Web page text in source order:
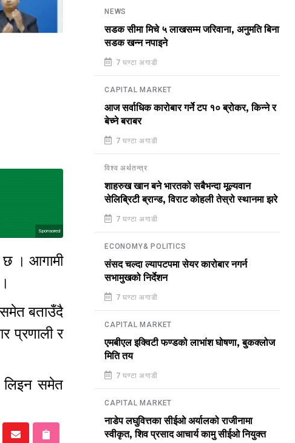
Sponsored
छ । आगामी
बताउँदै
प्रणाली र
लिइन समेत
NEWS
सडक सीमा मिचे ५ लाखसम्म जरिवाना, अनुमति बिना
सडक खन्न नपाइने
7 घण्टा अगाडी
CAPITAL MARKET
आज सर्वाधिक कारोबार गर्ने टप १० ब्रोकर, किन्ने र
बेच्ने बराबर
7 घण्टा अगाडी
विश्व अर्थतन्त्र
शाहरुख खान बने भारतको सबैभन्दा मूल्यवान
सेलिब्रिटी ब्रान्ड, विराट कोहली तेस्रो स्थानमा झरे
7 घण्टा अगाडी
ECONOMY& POLITICS
संसद चल्दा ल्यापटपमा सेयर कारोबार नगर्न
सभामुखको निर्देशन
7 घण्टा अगाडी
CAPITAL MARKET
एमबीएल इक्विटी फण्डको लाभांश घोषणा, बुकक्लोज
मिति तय
7 घण्टा अगाडी
CAPITAL MARKET
नाडेप लघुवित्तका सीईओ अर्यालको राजीनामा
स्वीकृत, शिव प्रसाद आचार्य कामु सीईओ नियुक्त